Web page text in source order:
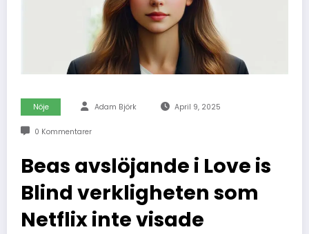
Nöje Adam Björk April 9, 2025
0 Kommentarer
Beas avslöjande i Love is
Blind verkligheten som
Netflix inte visade